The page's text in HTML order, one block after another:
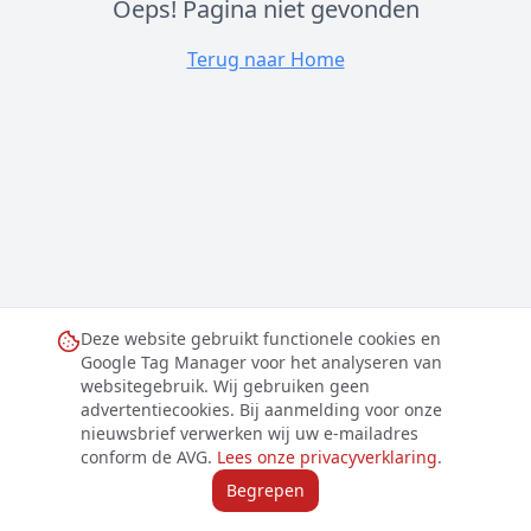
Deze website gebruikt functionele cookies en
Google Tag Manager voor het analyseren van
websitegebruik. Wij gebruiken geen
advertentiecookies. Bij aanmelding voor onze
nieuwsbrief verwerken wij uw e-mailadres
conform de AVG. Lees onze privacyverklaring.
Begrepen
Oeps! Pagina niet gevonden
Terug naar Home